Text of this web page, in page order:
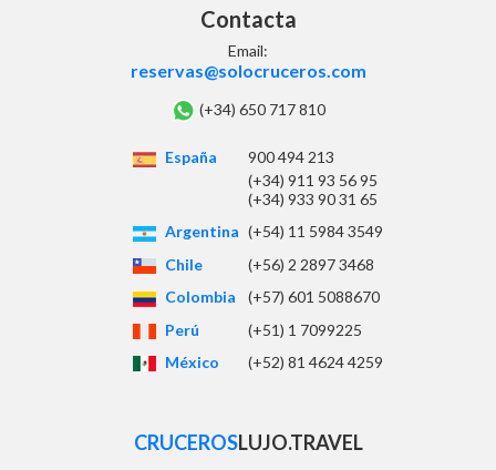
Contacta
Email:
reservas@solocruceros.com
(+34) 650 717 810
España
900 494 213
(+34) 911 93 56 95
(+34) 933 90 31 65
Argentina (+54) 11 5984 3549
Chile
(+56) 2 2897 3468
Colombia
(+57) 601 5088670
Perú
(+51) 1 7099225
México
(+52) 81 4624 4259
CRUCEROSLUJO.TRAVEL